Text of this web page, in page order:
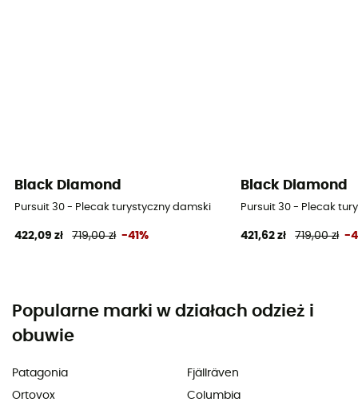
Black Diamond
Pursuit 30 - Plecak turystyczny damski
422,09 zł 719,00 zł -41%
Black Diamond
Pursuit 30 - Plecak
421,62 zł 719,00 zł -
Popularne marki w działach odzież i
obuwie
Patagonia
Ortovox
Fjällräven
Columbia